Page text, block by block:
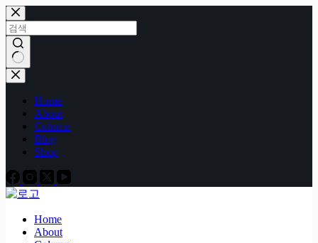
본
문
으
로
건
너
결
Home
About
Column
Blog
Shop
Home
About